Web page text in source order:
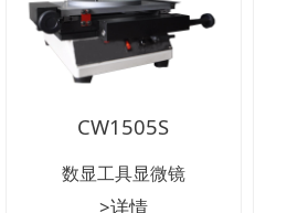
CW1505S
数显工具显微镜
>详情